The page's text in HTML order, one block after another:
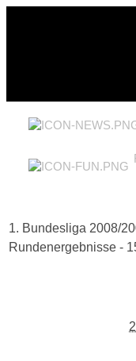
1. Bundesliga 2008/
Rundenergebnisse -